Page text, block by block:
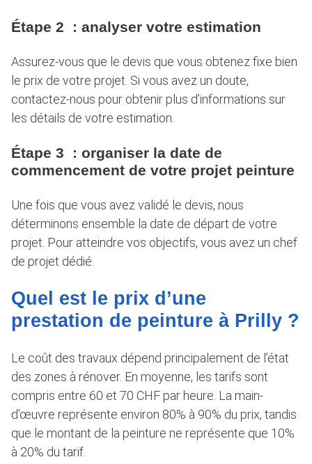
Étape 2 : analyser votre estimation
Assurez-vous que le devis que vous obtenez fixe bien
le prix de votre projet. Si vous avez un doute,
contactez-nous pour obtenir plus d’informations sur
les détails de votre estimation.
Étape 3 : organiser la date de
commencement de votre projet peinture
Une fois que vous avez validé le devis, nous
déterminons ensemble la date de départ de votre
projet. Pour atteindre vos objectifs, vous avez un chef
de projet dédié.
Quel est le prix d’une
prestation de peinture à Prilly ?
Le coût des travaux dépend principalement de l’état
des zones à rénover. En moyenne, les tarifs sont
compris entre 60 et 70 CHF par heure. La main-
d’œuvre représente environ 80% à 90% du prix, tandis
que le montant de la peinture ne représente que 10%
à 20% du tarif.